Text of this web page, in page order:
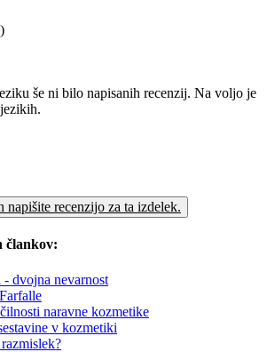
še ni bilo napisanih recenzij. Na voljo je
napišite recenzijo za ta izdelek.
člankov:
dvojna nevarnost
naravne kozmetike
v kozmetiki